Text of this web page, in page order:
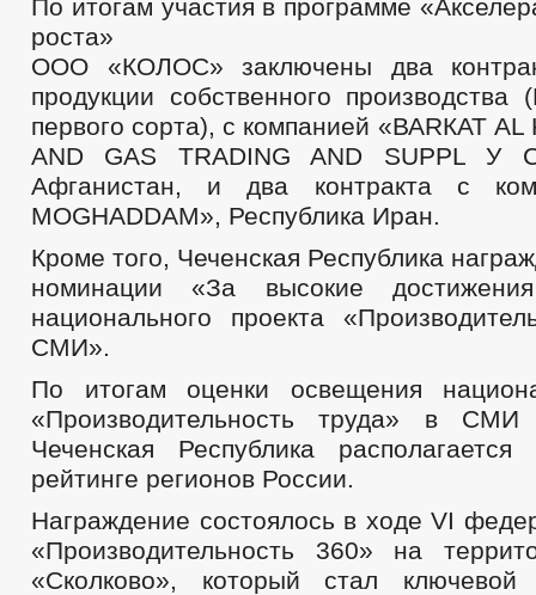
По итогам участия в программе
роста»
ООО «КОЛОС» заключены два
продукции собственного производства
первого сорта), с компанией «ВАRКАТ AL
AND GAS TRADING AND SUPPL У
Афганистан, и два контракта с
MOGHADDAM», Республика Иран.
Кроме того, Чеченская Республика
номинации «За высокие
национального проекта
СМИ».
По итогам оценки освещения
«Производительность труда» в
Чеченская Республика располагается
рейтинге регионов России.
Награждение состоялось в ходе VI
«Производительность 360» на
«Сколково», который стал